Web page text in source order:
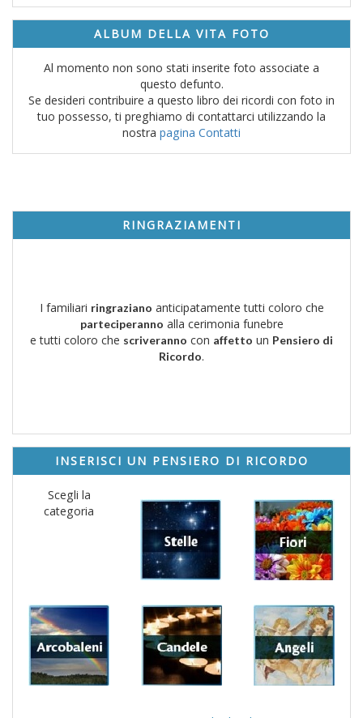
ALBUM DELLA VITA FOTO
Al momento non sono stati inserite foto associate a
questo defunto.
Se desideri contribuire a questo libro dei ricordi con foto in
tuo possesso, ti preghiamo di contattarci utilizzando la
nostra pagina Contatti
RINGRAZIAMENTI
I familiari ringraziano anticipatamente tutti coloro che
parteciperanno alla cerimonia funebre
e tutti coloro che scriveranno con affetto un Pensiero di
Ricordo.
INSERISCI UN PENSIERO DI RICORDO
Scegli la
categoria